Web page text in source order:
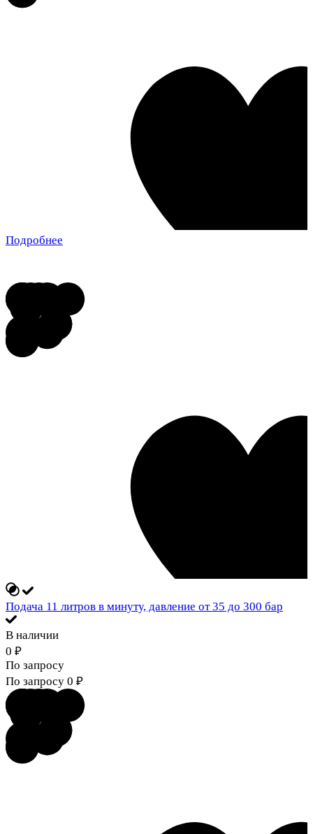
Подробнее
Подача 11 литров в минуту, давление от 35 до 300 бар
В наличии
0 ₽
По запросу
По запросу 0 ₽